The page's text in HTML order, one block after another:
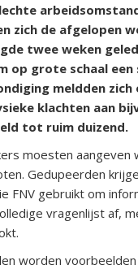
zich de afgelopen
twee weken
op grote schaal
meldden
klachten aan
tot ruim duizend.
moesten aangeven
Gedupeerden
FNV gebruikt om
vragenlijst af,
worden